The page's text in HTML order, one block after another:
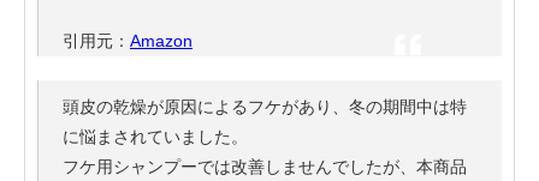
引用元： Amazon
頭皮の乾燥が原因によるフケがあり、冬の期間中は特
に悩まされていました。
フケ用シャンプーでは改善しませんでしたが、本商品